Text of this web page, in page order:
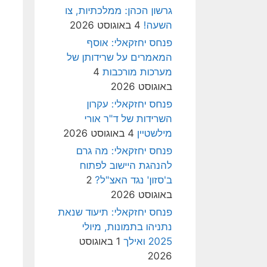
גרשון הכהן: ממלכתיות, צו
השעה! 4 באוגוסט 2026
פנחס יחזקאלי: אוסף
המאמרים על שרידותן של
מערכות מורכבות 4
באוגוסט 2026
פנחס יחזקאלי: עקרון
השרידות של ד"ר אורי
מילשטיין 4 באוגוסט 2026
פנחס יחזקאלי: מה גרם
להנהגת היישוב לפתוח
ב'סזון' נגד האצ"ל? 2
באוגוסט 2026
פנחס יחזקאלי: תיעוד שנאת
נתניהו בתמונות, מיולי
2025 ואילך
1 באוגוסט
2026